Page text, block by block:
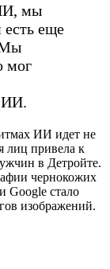
мы
есть еще
Мы
мог
ИИ.
ИИ идет не
лиц привела к
в Детройте.
чернокожих
Google стало
изображений.